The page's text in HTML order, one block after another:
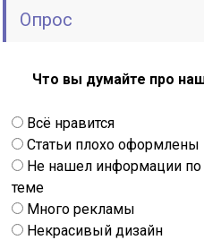
Опрос
Что вы думайте про
Всё нравится
Статьи плохо оформлены
Не нашел информации
теме
Много рекламы
Некрасивый дизайн